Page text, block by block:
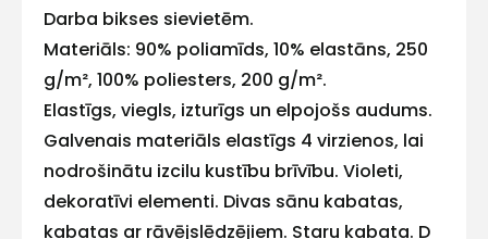
Darba bikses sievietēm.
Materiāls: 90% poliamīds, 10% elastāns, 250
g/m², 100% poliesters, 200 g/m².
Elastīgs, viegls, izturīgs un elpojošs audums.
Galvenais materiāls elastīgs 4 virzienos, lai
nodrošinātu izcilu kustību brīvību. Violeti,
dekoratīvi elementi. Divas sānu kabatas,
kabatas ar rāvējslēdzējiem. Staru kabata. D
E-pasts
Kontakttālrunis